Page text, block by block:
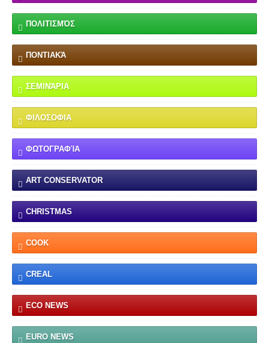
ΠΟΛΙΤΙΣΜΌΣ
ΠΟΝΤΙΑΚΆ
ΣΕΜΙΝΆΡΙΑ
ΦΙΛΟΣΟΦΙΑ
ΦΩΤΟΓΡΑΦΊΑ
ART CONSERVATOR
CHRISTMAS
COOK
CREAL
ECO NEWS
EURO NEWS